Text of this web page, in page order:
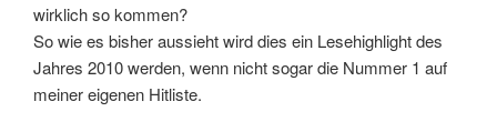
wirklich so kommen?
So wie es bisher aussieht wird dies ein Lesehighlight des
Jahres 2010 werden, wenn nicht sogar die Nummer 1 auf
meiner eigenen Hitliste.